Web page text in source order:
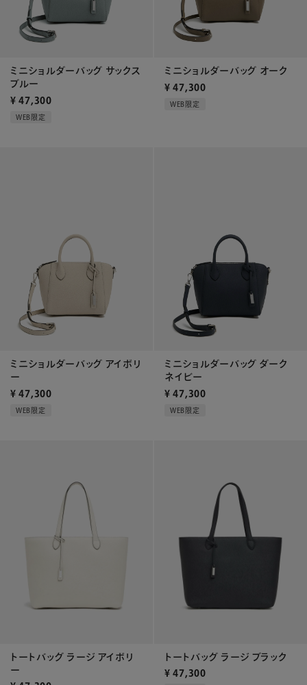
ミニショルダーバッグ サックス
ブルー
¥ 47,300
WEB限定
ミニショルダーバッグ オーク
¥ 47,300
WEB限定
ミニショルダーバッグ アイボリ
ー
¥ 47,300
WEB限定
ミニショルダーバッグ ダーク
ネイビー
¥ 47,300
WEB限定
トートバッグ ラージ アイボリ
ー
トートバッグ ラージ ブラック
¥ 47,300